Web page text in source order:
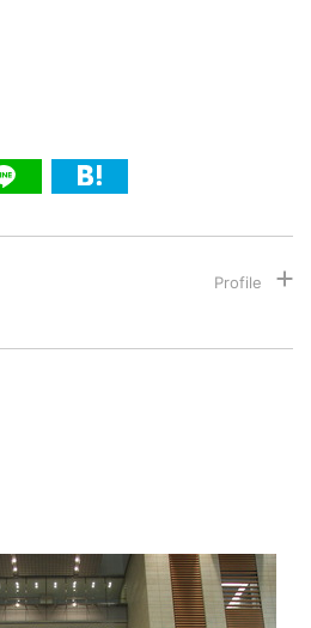
ら記者としてまた起業家としてITスタ
ハードウェアからソフトウェアの事業
事業に。世界最大IT系メディア（ス
Weekly